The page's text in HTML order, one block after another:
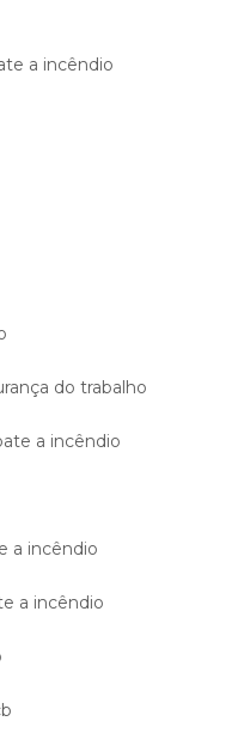
a incêndio
do trabalho
a incêndio
a incêndio
a incêndio